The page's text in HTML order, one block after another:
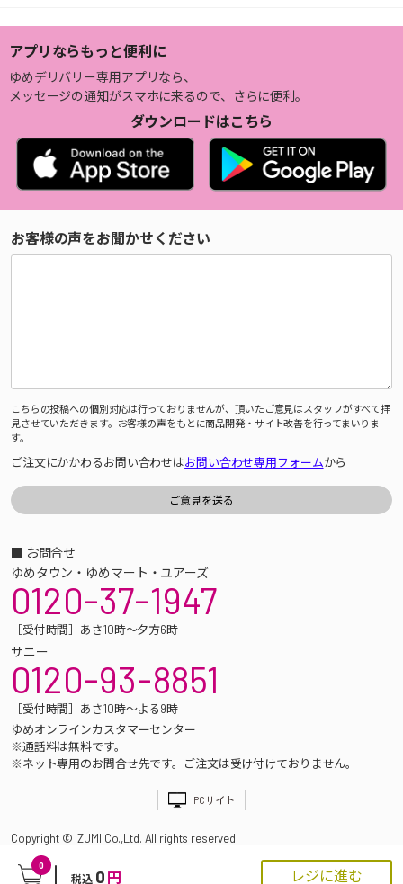
0
税込 0 円 レジに進む
アプリならもっと便利に
ゆめデリバリー専用アプリなら、
メッセージの通知がスマホに来るので、さらに便利。
ダウンロードはこちら
お客様の声をお聞かせください
こちらの投稿への個別対応は行っておりませんが、頂いたご意見はスタッフがすべて拝
見させていただきます。お客様の声をもとに商品開発・サイト改善を行ってまいりま
す。
ご注文にかかわるお問い合わせはお問い合わせ専用フォームから
■ お問合せ
ゆめタウン・ゆめマート・ユアーズ
0120-37-1947
［受付時間］あさ10時～夕方6時
サニー
0120-93-8851
［受付時間］あさ10時～よる9時
ゆめオンラインカスタマーセンター
※通話料は無料です。
※ネット専用のお問合せ先です。ご注文は受け付けておりません。
PCサイト
Copyright © IZUMI Co.,Ltd. All rights reserved.